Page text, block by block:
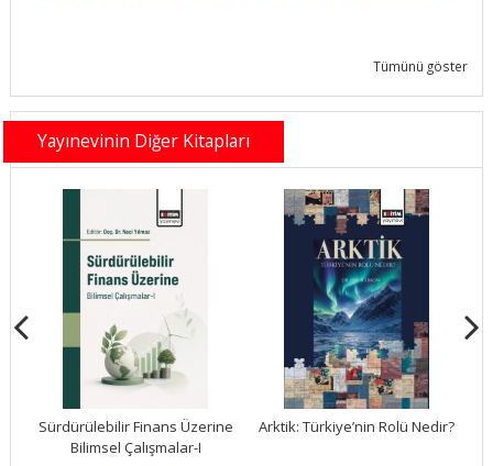
Tümünü göster
Yayınevinin Diğer Kitapları
Sürdürülebilir Finans Üzerine
Bilimsel Çalışmalar-I
Arktik: Türkiye’nin Rolü Nedir?